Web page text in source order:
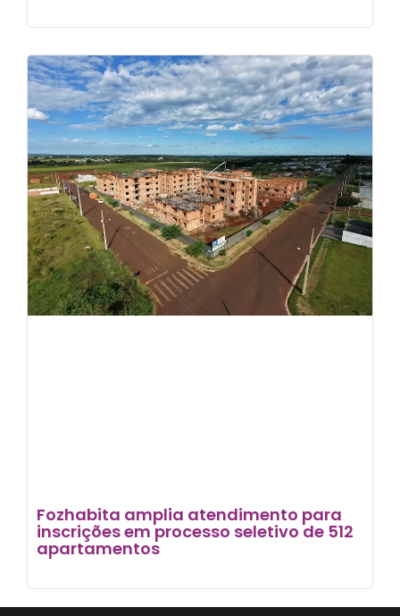
Fozhabita amplia atendimento para
inscrições em processo seletivo de 512
apartamentos